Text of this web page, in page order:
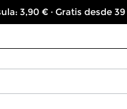
3,90 € · Gratis desde